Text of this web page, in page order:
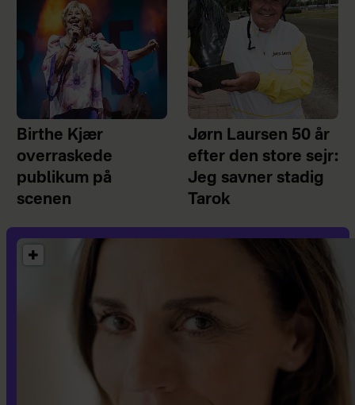
Birthe Kjær
overraskede
publikum på
scenen
Jørn Laursen 50 år
efter den store sejr:
Jeg savner stadig
Tarok